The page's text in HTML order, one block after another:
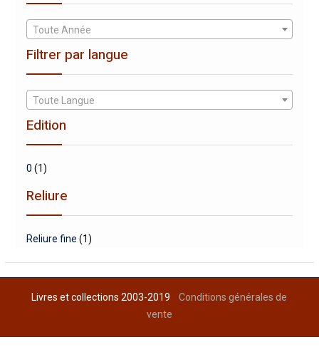
Toute Année
Filtrer par langue
Toute Langue
Edition
0 (1)
Reliure
Reliure fine (1)
Livres et collections 2003-2019Conditions générales de
vente